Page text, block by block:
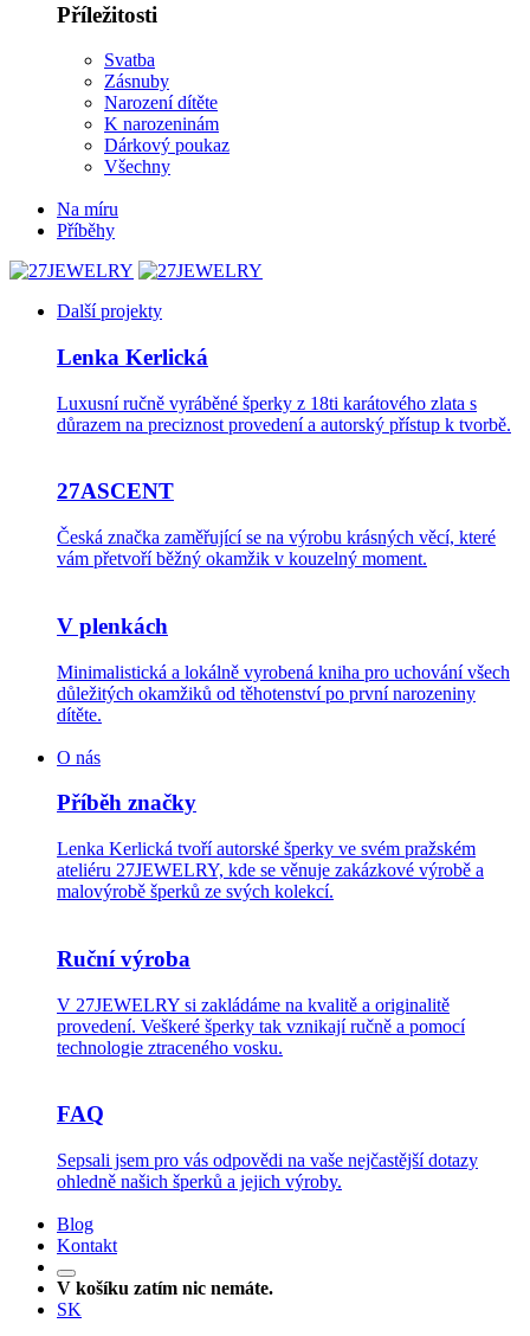
Příležitosti
Svatba
Zásnuby
Narození dítěte
K narozeninám
Dárkový poukaz
Všechny
Na míru
Příběhy
Další projekty
Lenka Kerlická
Luxusní ručně vyráběné šperky z 18ti karátového zlata s
důrazem na preciznost provedení a autorský přístup k tvorbě.
27ASCENT
Česká značka zaměřující se na výrobu krásných věcí, které
vám přetvoří běžný okamžik v kouzelný moment.
V plenkách
Minimalistická a lokálně vyrobená kniha pro uchování všech
důležitých okamžiků od těhotenství po první narozeniny
dítěte.
O nás
Příběh značky
Lenka Kerlická tvoří autorské šperky ve svém pražském
ateliéru 27JEWELRY, kde se věnuje zakázkové výrobě a
malovýrobě šperků ze svých kolekcí.
Ruční výroba
V 27JEWELRY si zakládáme na kvalitě a originalitě
provedení. Veškeré šperky tak vznikají ručně a pomocí
technologie ztraceného vosku.
FAQ
Sepsali jsem pro vás odpovědi na vaše nejčastější dotazy
ohledně našich šperků a jejich výroby.
Blog
Kontakt
V košíku zatím nic nemáte.
SK